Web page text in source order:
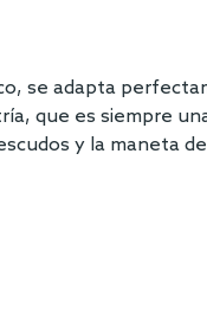
se adapta
que es siempre
y la maneta